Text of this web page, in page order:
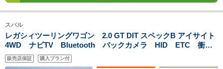
スバル
レガシィツーリングワゴン 2.0 GT DIT スペックB アイサイト
4WD ナビTV Bluetooth バックカメラ HID ETC 衝突
軽減ブレーキ レーダークルーズ スマートキー DVD再生
イモビライザー
販売店保証 購入プラン付